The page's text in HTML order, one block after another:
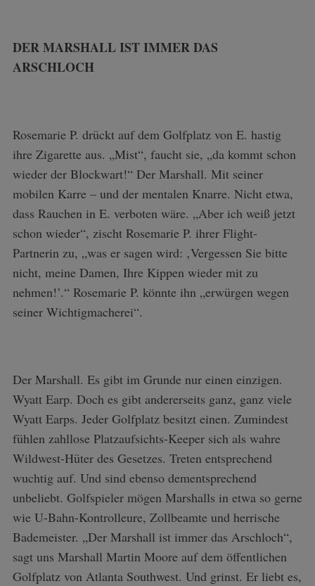
DER MARSHALL IST IMMER DAS
ARSCHLOCH
Rosemarie P. drückt auf dem Golfplatz von E. hastig
ihre Zigarette aus. „Mist“, faucht sie, „da kommt schon
wieder der Blockwart!“ Der Marshall. Mit seiner
mobilen Karre – und der mentalen Knarre. Nicht etwa,
dass Rauchen in E. verboten wäre. „Aber ich weiß jetzt
schon wieder“, zischt Rosemarie P. ihrer Flight-
Partnerin zu, „was er sagen wird: ‚Vergessen Sie bitte
nicht, meine Damen, Ihre Kippen wieder mit zu
nehmen!’.“ Rosemarie P. könnte ihn „erwürgen wegen
seiner Wichtigmacherei“.
Der Marshall. Es gibt im Grunde nur einen einzigen.
Wyatt Earp. Doch es gibt andererseits ganz, ganz viele
Wyatt Earps. Jeder Golfplatz besitzt einen. Zumindest
fühlen zahllose Platzaufsichts-Keeper sich als wahre
Wildwest-Hüter des Gesetzes. Treten entsprechend
wuchtig auf. Und sind ebenso dementsprechend
unbeliebt. Golfspieler mögen Marshalls in etwa so gerne
wie U-Bahn-Kontrolleure, Zollbeamte und herrische
Bademeister. „Der Marshall ist immer das Arschloch“,
sagt uns Marshall Martin Moore auf dem öffentlichen
Golfplatz von Atlanta Southwest. Und grinst. Er liebt es,